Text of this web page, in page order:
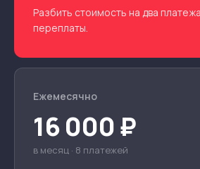
Разбить стоимость на два
переплаты.
Ежемесячно
16 000 ₽
в месяц · 8 платежей